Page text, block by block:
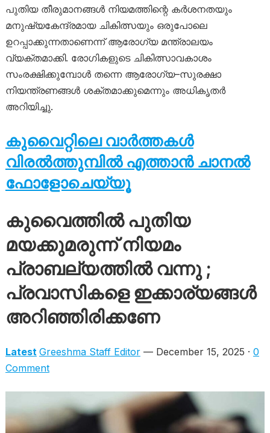
പുതിയ തീരുമാനങ്ങൾ നിയമത്തിന്റെ കർശനതയും
മനുഷ്യകേന്ദ്രമായ ചികിത്സയും ഒരുപോലെ
ഉറപ്പാക്കുന്നതാണെന്ന് ആരോഗ്യ മന്ത്രാലയം
വ്യക്തമാക്കി. രോഗികളുടെ ചികിത്സാവകാശം
സംരക്ഷിക്കുമ്പോൾ തന്നെ ആരോഗ്യ–സുരക്ഷാ
നിയന്ത്രണങ്ങൾ ശക്തമാക്കുമെന്നും അധികൃതർ
അറിയിച്ചു.
കുവൈറ്റിലെ വാർത്തകൾ
വിരൽത്തുമ്പിൽ എത്താൻ ചാനൽ
ഫോളോചെയ്യൂ
കുവൈത്തിൽ പുതിയ
മയക്കുമരുന്ന് നിയമം
പ്രാബല്യത്തിൽ വന്നു ;
പ്രവാസികളെ ഇക്കാര്യങ്ങൾ
അറിഞ്ഞിരിക്കണേ
Latest Greeshma Staff Editor— December 15, 2025 · 0
Comment